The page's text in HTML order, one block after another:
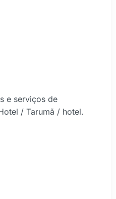
e serviços de
/ Tarumã / hotel.